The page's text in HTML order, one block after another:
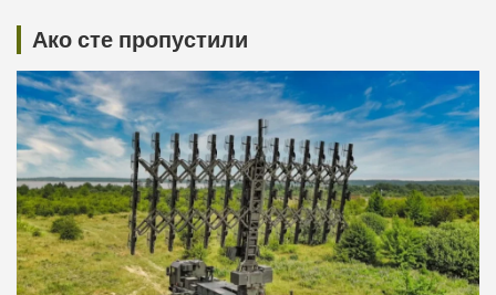
Ако сте пропустили